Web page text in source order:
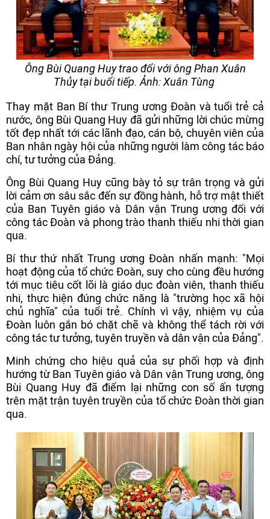
Ông Bùi Quang Huy trao đổi với ông Phan Xuân
Thủy tại buổi tiếp. Ảnh: Xuân Tùng
Thay mặt Ban Bí thư Trung ương Đoàn và tuổi trẻ cả
nước, ông Bùi Quang Huy đã gửi những lời chúc mừng
tốt đẹp nhất tới các lãnh đạo, cán bộ, chuyên viên của
Ban nhân ngày hội của những người làm công tác báo
chí, tư tưởng của Đảng.
Ông Bùi Quang Huy cũng bày tỏ sự trân trọng và gửi
lời cảm ơn sâu sắc đến sự đồng hành, hỗ trợ mật thiết
của Ban Tuyên giáo và Dân vận Trung ương đối với
công tác Đoàn và phong trào thanh thiếu nhi thời gian
qua.
Bí thư thứ nhất Trung ương Đoàn nhấn mạnh: "Mọi
hoạt động của tổ chức Đoàn, suy cho cùng đều hướng
tới mục tiêu cốt lõi là giáo dục đoàn viên, thanh thiếu
nhi, thực hiện đúng chức năng là "trường học xã hội
chủ nghĩa" của tuổi trẻ. Chính vì vậy, nhiệm vụ của
Đoàn luôn gắn bó chặt chẽ và không thể tách rời với
công tác tư tưởng, tuyên truyền và dân vận của Đảng".
Minh chứng cho hiệu quả của sự phối hợp và định
hướng từ Ban Tuyên giáo và Dân vận Trung ương, ông
Bùi Quang Huy đã điểm lại những con số ấn tượng
trên mặt trận tuyên truyền của tổ chức Đoàn thời gian
qua.